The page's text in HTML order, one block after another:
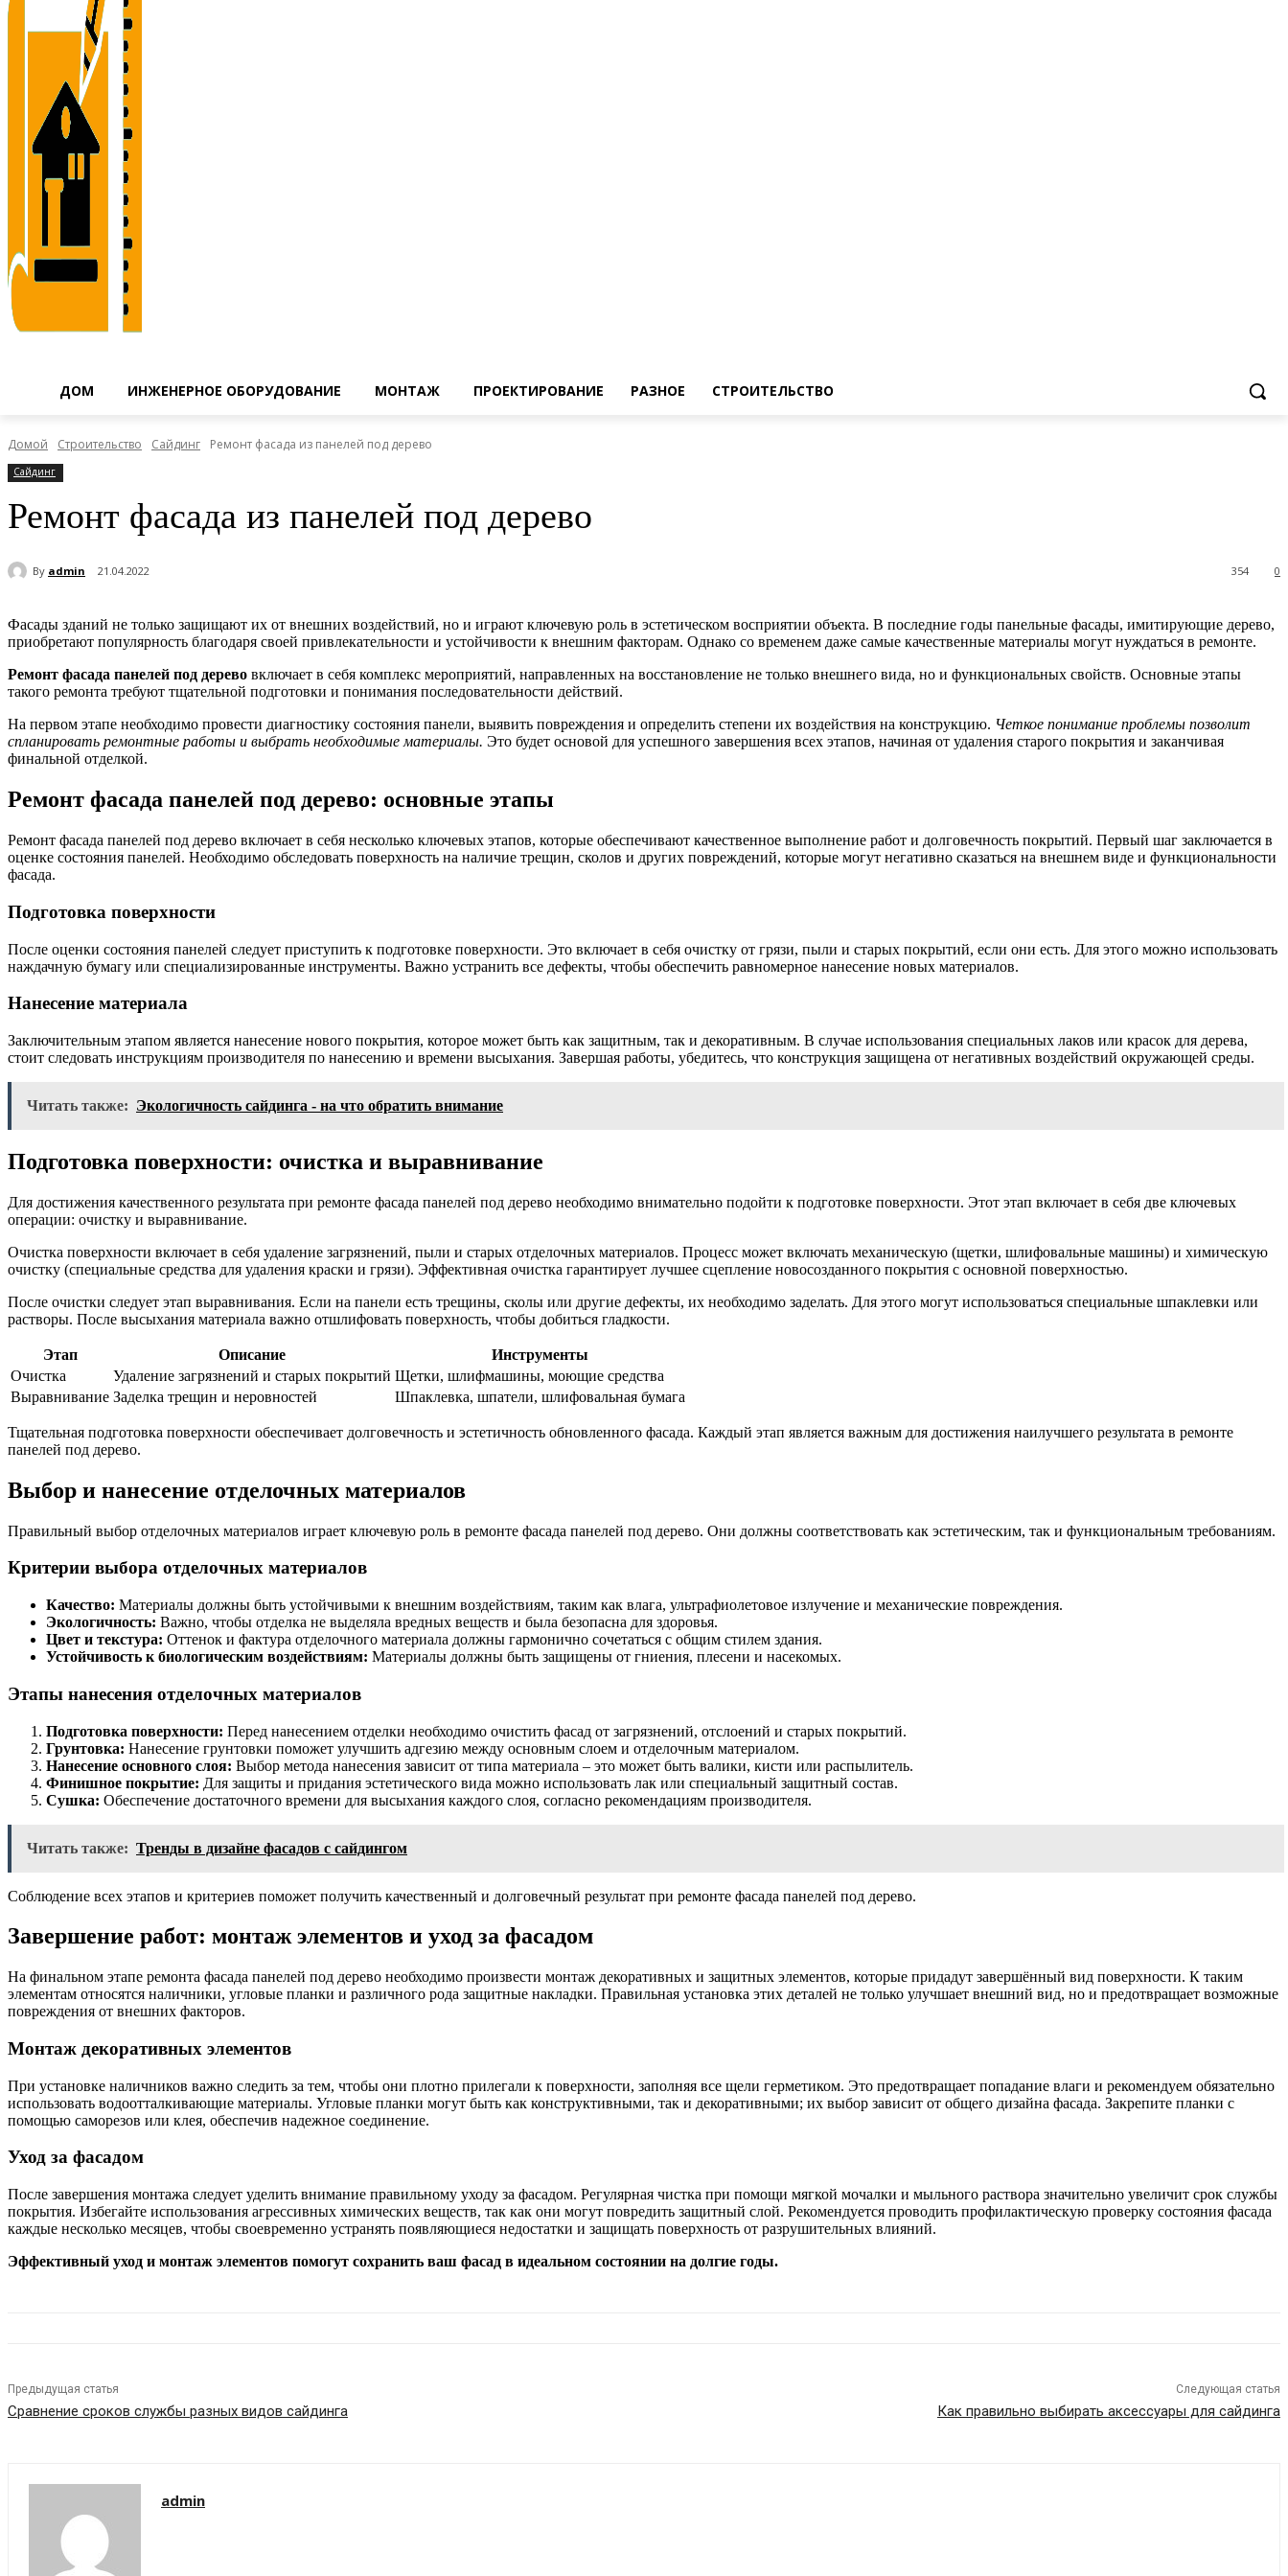
ДОМ ИНЖЕНЕРНОЕ ОБОРУДОВАНИЕ МОНТАЖ ПРОЕКТИРОВАНИЕ РАЗНОЕ СТРОИТЕЛЬСТВО
Домой Строительство Сайдинг Ремонт фасада из панелей под дерево
Сайдинг
Ремонт фасада из панелей под дерево
By admin 21.04.2022 0
354
Фасады зданий не только защищают их от внешних воздействий, но и играют ключевую роль в эстетическом восприятии объекта. В последние годы панельные фасады, имитирующие дерево,
приобретают популярность благодаря своей привлекательности и устойчивости к внешним факторам. Однако со временем даже самые качественные материалы могут нуждаться в ремонте.
Ремонт фасада панелей под дерево включает в себя комплекс мероприятий, направленных на восстановление не только внешнего вида, но и функциональных свойств. Основные этапы
такого ремонта требуют тщательной подготовки и понимания последовательности действий.
На первом этапе необходимо провести диагностику состояния панели, выявить повреждения и определить степени их воздействия на конструкцию. Четкое понимание проблемы позволит
спланировать ремонтные работы и выбрать необходимые материалы. Это будет основой для успешного завершения всех этапов, начиная от удаления старого покрытия и заканчивая
финальной отделкой.
Ремонт фасада панелей под дерево: основные этапы
Ремонт фасада панелей под дерево включает в себя несколько ключевых этапов, которые обеспечивают качественное выполнение работ и долговечность покрытий. Первый шаг заключается в
оценке состояния панелей. Необходимо обследовать поверхность на наличие трещин, сколов и других повреждений, которые могут негативно сказаться на внешнем виде и функциональности
фасада.
Подготовка поверхности
После оценки состояния панелей следует приступить к подготовке поверхности. Это включает в себя очистку от грязи, пыли и старых покрытий, если они есть. Для этого можно использовать
наждачную бумагу или специализированные инструменты. Важно устранить все дефекты, чтобы обеспечить равномерное нанесение новых материалов.
Нанесение материала
Заключительным этапом является нанесение нового покрытия, которое может быть как защитным, так и декоративным. В случае использования специальных лаков или красок для дерева,
стоит следовать инструкциям производителя по нанесению и времени высыхания. Завершая работы, убедитесь, что конструкция защищена от негативных воздействий окружающей среды.
Читать также: Экологичность сайдинга - на что обратить внимание
Подготовка поверхности: очистка и выравнивание
Для достижения качественного результата при ремонте фасада панелей под дерево необходимо внимательно подойти к подготовке поверхности. Этот этап включает в себя две ключевых
операции: очистку и выравнивание.
Очистка поверхности включает в себя удаление загрязнений, пыли и старых отделочных материалов. Процесс может включать механическую (щетки, шлифовальные машины) и химическую
очистку (специальные средства для удаления краски и грязи). Эффективная очистка гарантирует лучшее сцепление новосозданного покрытия с основной поверхностью.
После очистки следует этап выравнивания. Если на панели есть трещины, сколы или другие дефекты, их необходимо заделать. Для этого могут использоваться специальные шпаклевки или
растворы. После высыхания материала важно отшлифовать поверхность, чтобы добиться гладкости.
Этап Описание
Инструменты
Очистка
Удаление загрязнений и старых покрытий Щетки, шлифмашины, моющие средства
Выравнивание Заделка трещин и неровностей Шпаклевка, шпатели, шлифовальная бумага
Тщательная подготовка поверхности обеспечивает долговечность и эстетичность обновленного фасада. Каждый этап является важным для достижения наилучшего результата в ремонте
панелей под дерево.
Выбор и нанесение отделочных материалов
Правильный выбор отделочных материалов играет ключевую роль в ремонте фасада панелей под дерево. Они должны соответствовать как эстетическим, так и функциональным требованиям.
Критерии выбора отделочных материалов
Качество: Материалы должны быть устойчивыми к внешним воздействиям, таким как влага, ультрафиолетовое излучение и механические повреждения.
Экологичность: Важно, чтобы отделка не выделяла вредных веществ и была безопасна для здоровья.
Цвет и текстура: Оттенок и фактура отделочного материала должны гармонично сочетаться с общим стилем здания.
Устойчивость к биологическим воздействиям: Материалы должны быть защищены от гниения, плесени и насекомых.
Этапы нанесения отделочных материалов
Подготовка поверхности: Перед нанесением отделки необходимо очистить фасад от загрязнений, отслоений и старых покрытий.
Грунтовка: Нанесение грунтовки поможет улучшить адгезию между основным слоем и отделочным материалом.
Нанесение основного слоя: Выбор метода нанесения зависит от типа материала – это может быть валики, кисти или распылитель.
Финишное покрытие: Для защиты и придания эстетического вида можно использовать лак или специальный защитный состав.
Сушка: Обеспечение достаточного времени для высыхания каждого слоя, согласно рекомендациям производителя.
Читать также: Тренды в дизайне фасадов с сайдингом
Соблюдение всех этапов и критериев поможет получить качественный и долговечный результат при ремонте фасада панелей под дерево.
Завершение работ: монтаж элементов и уход за фасадом
На финальном этапе ремонта фасада панелей под дерево необходимо произвести монтаж декоративных и защитных элементов, которые придадут завершённый вид поверхности. К таким
элементам относятся наличники, угловые планки и различного рода защитные накладки. Правильная установка этих деталей не только улучшает внешний вид, но и предотвращает возможные
повреждения от внешних факторов.
Монтаж декоративных элементов
При установке наличников важно следить за тем, чтобы они плотно прилегали к поверхности, заполняя все щели герметиком. Это предотвращает попадание влаги и рекомендуем обязательно
использовать водоотталкивающие материалы. Угловые планки могут быть как конструктивными, так и декоративными; их выбор зависит от общего дизайна фасада. Закрепите планки с
помощью саморезов или клея, обеспечив надежное соединение.
Уход за фасадом
После завершения монтажа следует уделить внимание правильному уходу за фасадом. Регулярная чистка при помощи мягкой мочалки и мыльного раствора значительно увеличит срок службы
покрытия. Избегайте использования агрессивных химических веществ, так как они могут повредить защитный слой. Рекомендуется проводить профилактическую проверку состояния фасада
каждые несколько месяцев, чтобы своевременно устранять появляющиеся недостатки и защищать поверхность от разрушительных влияний.
Эффективный уход и монтаж элементов помогут сохранить ваш фасад в идеальном состоянии на долгие годы.
Предыдущая статья
Сравнение сроков службы разных видов сайдинга
Следующая статья
Как правильно выбирать аксессуары для сайдинга
admin